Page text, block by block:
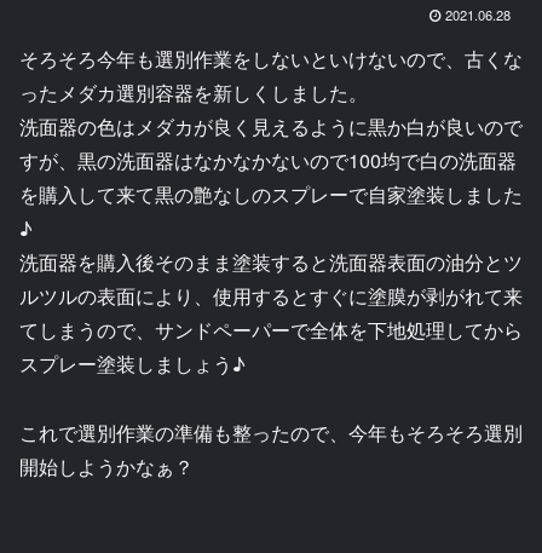
2021.06.28
そろそろ今年も選別作業をしないといけないので、古くな
ったメダカ選別容器を新しくしました。
洗面器の色はメダカが良く見えるように黒か白が良いので
すが、黒の洗面器はなかなかないので100均で白の洗面器
を購入して来て黒の艶なしのスプレーで自家塗装しました
♪
洗面器を購入後そのまま塗装すると洗面器表面の油分とツ
ルツルの表面により、使用するとすぐに塗膜が剥がれて来
てしまうので、サンドペーパーで全体を下地処理してから
スプレー塗装しましょう♪
これで選別作業の準備も整ったので、今年もそろそろ選別
開始しようかなぁ？